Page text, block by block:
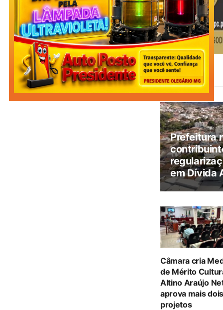
LeiaTambém
Prefeitura
em Dívida
Câmara cria
de Mérito
Altino Araújo
aprova mais dois
projetos